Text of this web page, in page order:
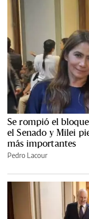
Se rompió el
el Senado y Milei
más importantes
Pedro Lacour